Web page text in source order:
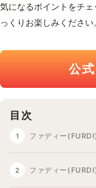
気になるポイントをチ
っくりお楽しみください
公
目次
ファディー
ファディー